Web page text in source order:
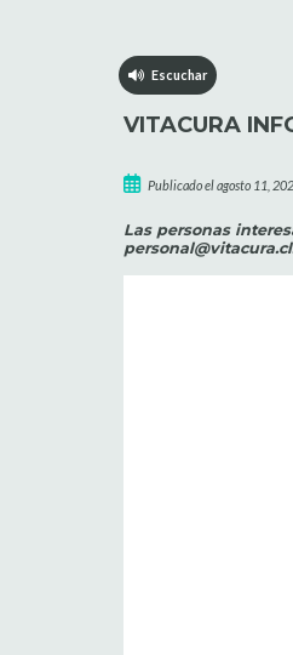
Escuchar
VITACURA
Publicado el agosto 11,
Las personas